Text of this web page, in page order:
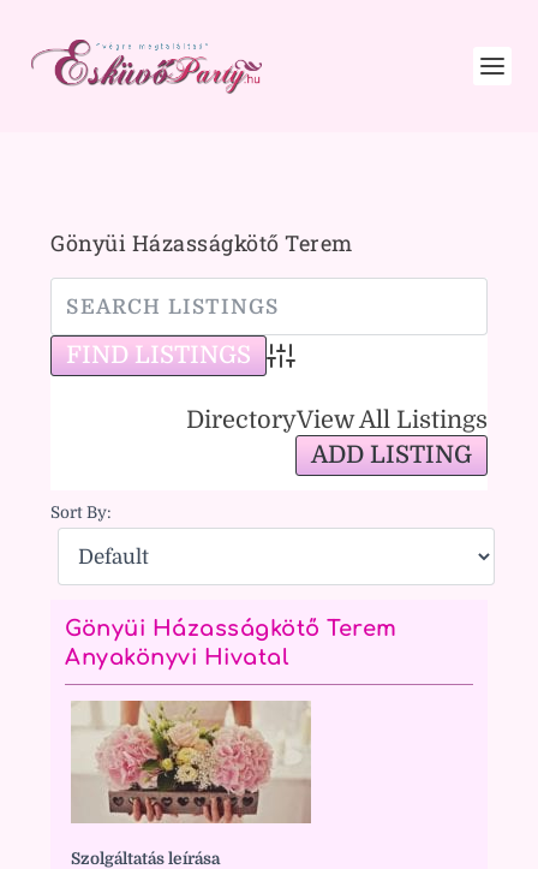
Gönyüi Házasságkötő Terem
Advanced Search
DirectoryView All Listings
ADD LISTING
Sort By:
Gönyüi Házasságkötő Terem
Anyakönyvi Hivatal
Szolgáltatás leírása